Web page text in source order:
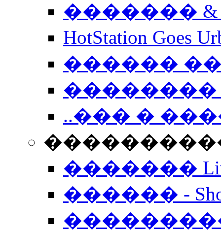
�������
HotStation
������
��������
..��� �
����������
�������
������ -